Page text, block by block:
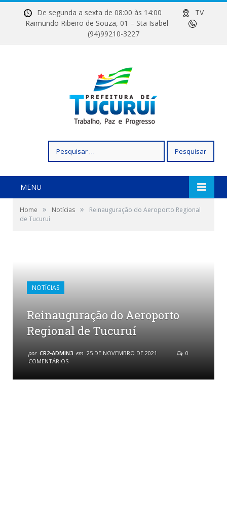
De segunda a sexta de 08:00 às 14:00
TV
Raimundo Ribeiro de Souza, 01 – Sta Isabel
(94)99210-3227
por:
MENU
Home » Notícias »
Reinauguração do Aeroporto Regional
de Tucuruí
NOTÍCIAS
Reinauguração do Aeroporto
Regional de Tucuruí
por CR2-ADMIN3 em 25 DE NOVEMBRO DE 2021
0
COMENTÁRIOS